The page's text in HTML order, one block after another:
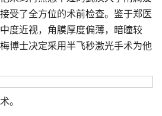
受了全方位的术前检查。鉴于郑医
度近视，角膜厚度偏薄，暗瞳较
博士决定采用半飞秒激光手术为他
。